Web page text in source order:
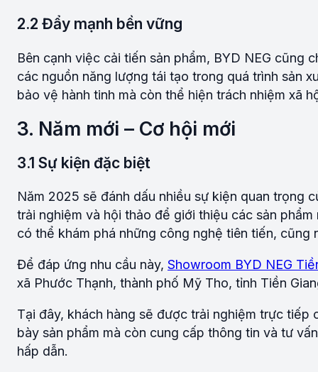
2.2 Đẩy mạnh bền vững
Bên cạnh việc cải tiến sản phẩm, BYD NEG
các nguồn năng lượng tái tạo trong quá trình sản
bảo vệ hành tinh mà còn thể hiện trách nhiệm xã
3. Năm mới – Cơ hội mới
3.1 Sự kiện đặc biệt
Năm 2025 sẽ đánh dấu nhiều sự kiện quan trọng
trải nghiệm và hội thảo để giới thiệu các sản
có thể khám phá những công nghệ tiên tiến,
Để đáp ứng nhu cầu này, Showroom BYD NEG
xã Phước Thạnh, thành phố Mỹ Tho, tỉnh Tiền
Tại đây, khách hàng sẽ được trải nghiệm trực
bày sản phẩm mà còn cung cấp thông tin và tư
hấp dẫn.